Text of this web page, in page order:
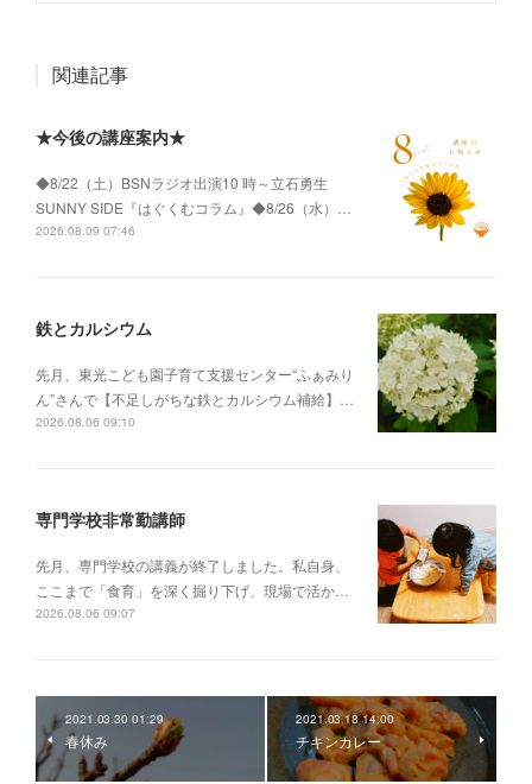
関連記事
★今後の講座案内★
◆8/22（土）BSNラジオ出演10 時～立石勇生
SUNNY SIDE『はぐくむコラム』◆8/26（水）…
2026.08.09 07:46
鉄とカルシウム
先月、東光こども園子育て支援センター“ふぁみり
ん”さんで【不足しがちな鉄とカルシウム補給】…
2026.08.06 09:10
専門学校非常勤講師
先月、専門学校の講義が終了しました。私自身、
ここまで「食育」を深く掘り下げ、現場で活か…
2026.08.06 09:07
2021.03.30 01:29
春休み
2021.03.18 14:00
チキンカレー